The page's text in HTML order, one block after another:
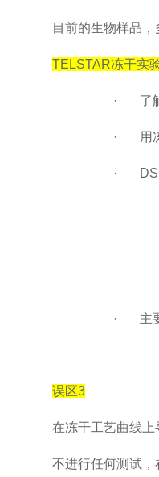
目前的生物样品
TELSTAR冻干实
· 了
· 用
·
· 主
误区3
在冻干工艺曲线上
不进行任何测试